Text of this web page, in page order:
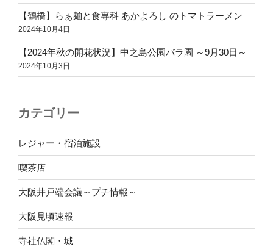
【鶴橋】らぁ麺と食専科 あかよろし のトマトラーメン
2024年10月4日
【2024年秋の開花状況】中之島公園バラ園 ～9月30日～
2024年10月3日
カテゴリー
レジャー・宿泊施設
喫茶店
大阪井戸端会議～プチ情報～
大阪見頃速報
寺社仏閣・城